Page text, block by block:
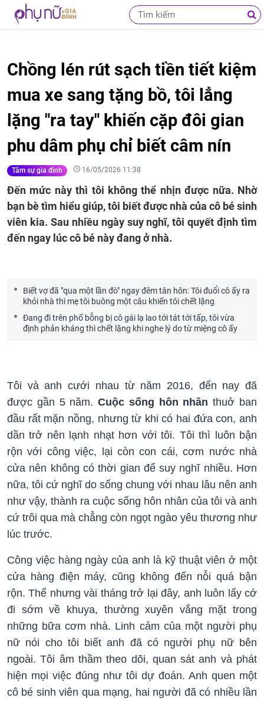
Chồng lén rút sạch tiền tiết kiệm
mua xe sang tặng bồ, tôi lẳng
lặng "ra tay" khiến cặp đôi gian
phu dâm phụ chỉ biết câm nín
Tâm sự gia đình 16/05/2026 11:38
Đến mức này thì tôi không thể nhịn được nữa. Nhờ
bạn bè tìm hiểu giúp, tôi biết được nhà của cô bé sinh
viên kia. Sau nhiều ngày suy nghĩ, tôi quyết định tìm
đến ngay lúc cô bé này đang ở nhà.
Biết vợ đã "qua một lần đò" ngay đêm tân hôn: Tôi đuổi cô ấy ra
khỏi nhà thì mẹ tôi buông một câu khiến tôi chết lặng
Đang đi trên phố bỗng bị cô gái lạ lao tới tát tới tấp, tôi vừa
định phản kháng thì chết lặng khi nghe lý do từ miệng cô ấy
Tôi và anh cưới nhau từ năm 2016, đến nay đã
được gần 5 năm.Cuộc sống hôn nhân thuở ban
đầu rất mặn nồng, nhưng từ khi có hai đứa con, anh
dần trở nên lạnh nhạt hơn với tôi. Tôi thì luôn bận
rộn với công việc, lại còn con cái, cơm nước nhà
cửa nên không có thời gian để suy nghĩ nhiều. Hơn
nữa, tôi cứ nghĩ do sống chung với nhau lâu nên anh
như vậy, thành ra cuộc sống hôn nhân của tôi và anh
cứ trôi qua mà chẳng còn ngọt ngào yêu thương như
lúc trước.
Công việc hàng ngày của anh là kỹ thuật viên ở một
cửa hàng điện máy, cũng không đến nỗi quá bận
rộn. Thế nhưng vài tháng trở lại đây, anh luôn lấy cớ
đi sớm về khuya, thường xuyên vắng mặt trong
những bữa cơm nhà. Linh cảm của một người phụ
nữ nói cho tôi biết anh đã có người phụ nữ bên
ngoài. Tôi âm thầm theo dõi, quan sát anh và phát
hiện mọi việc đúng như tôi dự đoán. Anh quen một
cô bé sinh viên qua mạng, hai người đã có nhiều lần